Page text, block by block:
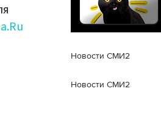
Новости СМИ2
Новости СМИ2